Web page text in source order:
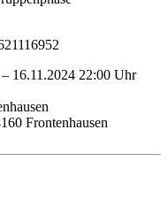
16.11.2024 22:00 Uhr
Frontenhausen